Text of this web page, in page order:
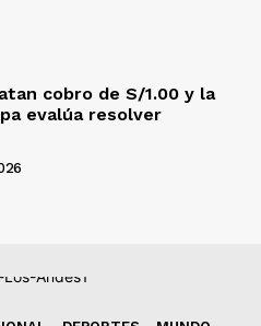
cobro de S/1.00 y la
evalúa resolver